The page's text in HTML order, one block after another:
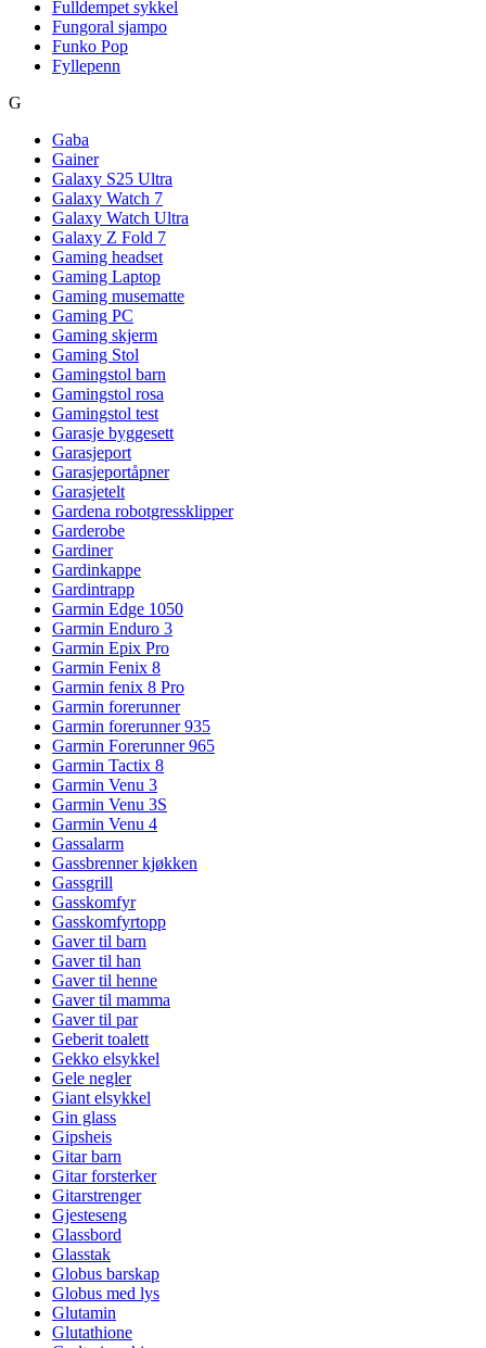
Fulldempet sykkel
Fungoral sjampo
Funko Pop
Fyllepenn
G
Gaba
Gainer
Galaxy S25 Ultra
Galaxy Watch 7
Galaxy Watch Ultra
Galaxy Z Fold 7
Gaming headset
Gaming Laptop
Gaming musematte
Gaming PC
Gaming skjerm
Gaming Stol
Gamingstol barn
Gamingstol rosa
Gamingstol test
Garasje byggesett
Garasjeport
Garasjeportåpner
Garasjetelt
Gardena robotgressklipper
Garderobe
Gardiner
Gardinkappe
Gardintrapp
Garmin Edge 1050
Garmin Enduro 3
Garmin Epix Pro
Garmin Fenix 8
Garmin fenix 8 Pro
Garmin forerunner
Garmin forerunner 935
Garmin Forerunner 965
Garmin Tactix 8
Garmin Venu 3
Garmin Venu 3S
Garmin Venu 4
Gassalarm
Gassbrenner kjøkken
Gassgrill
Gasskomfyr
Gasskomfyrtopp
Gaver til barn
Gaver til han
Gaver til henne
Gaver til mamma
Gaver til par
Geberit toalett
Gekko elsykkel
Gele negler
Giant elsykkel
Gin glass
Gipsheis
Gitar barn
Gitar forsterker
Gitarstrenger
Gjesteseng
Glassbord
Glasstak
Globus barskap
Globus med lys
Glutamin
Glutathione